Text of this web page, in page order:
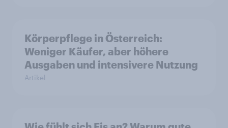
Körperpflege in Österreich:
Weniger Käufer, aber höhere
Ausgaben und intensivere Nutzung
Artikel